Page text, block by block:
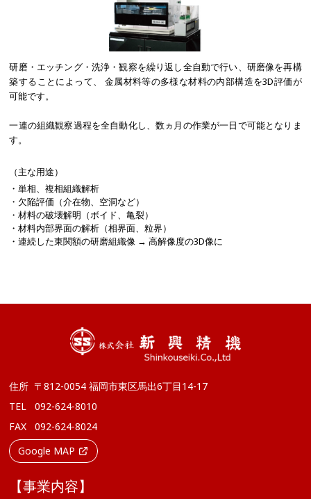
研磨・エッチング・洗浄・観察を繰り返し全自動で行い、研磨像を再構
築することによって、 金属材料等の多様な材料の内部構造を3D評価が
可能です。
一連の組織観察過程を全自動化し、数ヵ月の作業が一日で可能となりま
す。
（主な用途）
・単相、複相組織解析
・欠陥評価（介在物、空洞など）
・材料の破壊解明（ボイド、亀裂）
・材料内部界面の解析（相界面、粒界）
・連続した東関額の研磨組織像 → 高解像度の3D像に
住所 〒812-0054 福岡市東区馬出6丁目14-17
TEL
092-624-8010
FAX
092-624-8024
Google MAP
【事業内容】